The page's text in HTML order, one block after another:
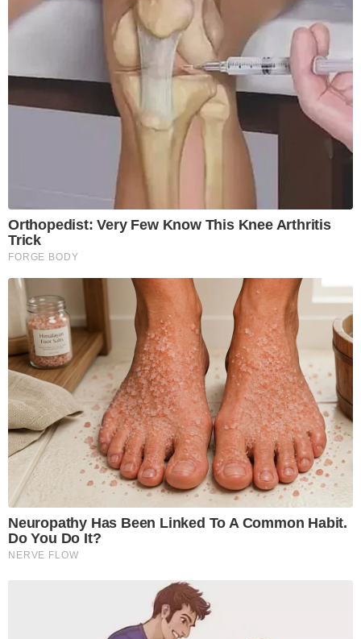
Orthopedist: Very Few Know This Knee Arthritis
Trick
FORGE BODY
Neuropathy Has Been Linked To A Common Habit.
Do You Do It?
NERVE FLOW